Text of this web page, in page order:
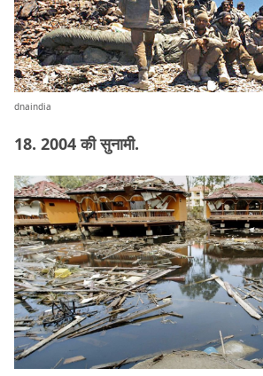
dnaindia
18. 2004 की सुनामी.